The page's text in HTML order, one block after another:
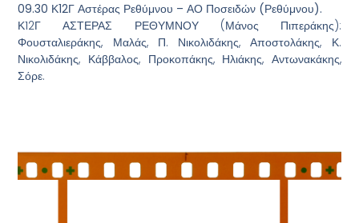
09.30 Κ12Γ Αστέρας Ρεθύμνου – ΑΟ Ποσειδών (Ρεθύμνου).
Κ12Γ ΑΣΤΕΡΑΣ ΡΕΘΥΜΝΟΥ (Μάνος Πιπεράκης):
Φουσταλιεράκης, Μαλάς, Π. Νικολιδάκης, Αποστολάκης, Κ.
Νικολιδάκης, Κάββαλος, Προκοπάκης, Ηλιάκης, Αντωνακάκης,
Σόρε.